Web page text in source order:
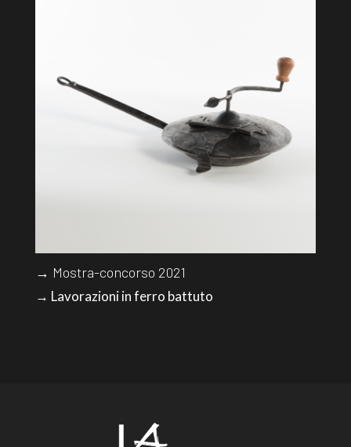
→ Mostra-concorso 2021
→ Lavorazioni in ferro battuto